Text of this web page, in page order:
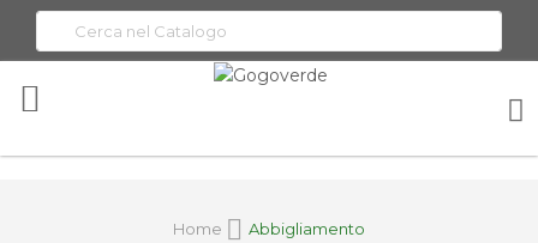
Home Abbigliamento